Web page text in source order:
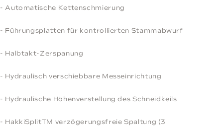
- Automatische Kettenschmierung
- Führungsplatten für kontrollierten Stammabwurf
- Halbtakt-Zerspanung
- Hydraulisch verschiebbare Messeinrichtung
- Hydraulische Höhenverstellung des Schneidkeils
- HakkiSplitTM verzögerungsfreie Spaltung (3